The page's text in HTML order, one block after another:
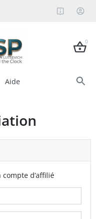
0
Aide
compte d’affilié